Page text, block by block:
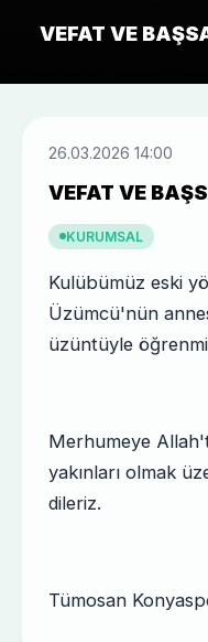
VEFAT VE
26.03.2026 14:00
VEFAT VE
KURUMSAL
Kulübümüz eski
Üzümcü'nün
üzüntüyle
Merhumeye
yakınları olmak
dileriz.
Tümosan